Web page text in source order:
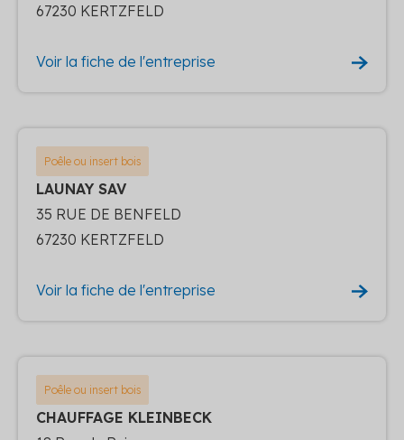
67230 KERTZFELD
Voir la fiche de l'entreprise
Poêle ou insert bois
LAUNAY SAV
35 RUE DE BENFELD
67230 KERTZFELD
Voir la fiche de l'entreprise
Poêle ou insert bois
CHAUFFAGE KLEINBECK